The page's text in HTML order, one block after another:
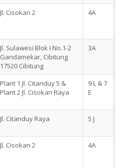
Jl. Cisokan 2 4A
Jl. Sulawesi Blok I No.1-2
Gandamekar, Cibitung
17520 Cibitung
3A
Plant 1 Jl. Citanduy 5 &
Plant 2 Jl. Cisokan Raya
9 L & 7
E
Jl. Citanduy Raya 5 J
Jl. Cisokan 2 4A